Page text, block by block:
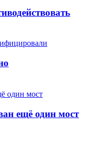
ещё один мост